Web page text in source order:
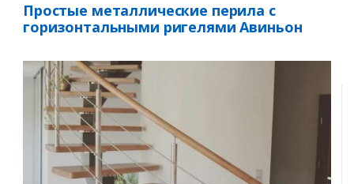
Простые металлические перила с
горизонтальными ригелями Авиньон